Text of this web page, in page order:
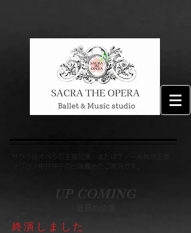
サクラ座オペラの主催公演、またはテノール角地正直、
ソプラノ中井祥子の出演舞台のご案内です。​
UP COMING
終演しました